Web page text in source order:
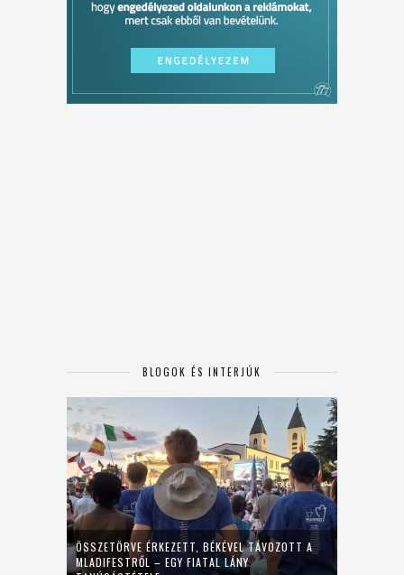
BLOGOK ÉS INTERJÚK
ÖSSZETÖRVE ÉRKEZETT, BÉKÉVEL TÁVOZOTT A
MLADIFESTRŐL – EGY FIATAL LÁNY